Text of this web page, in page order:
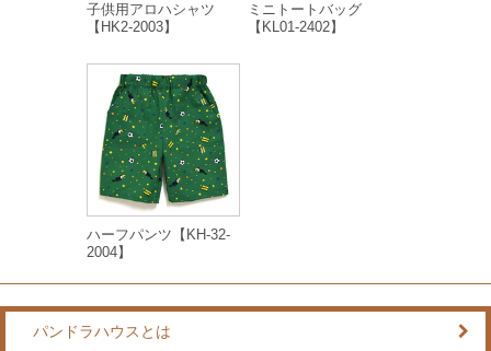
子供用アロハシャツ
【HK2-2003】
ミニトートバッグ
【KL01-2402】
ハーフパンツ【KH-32-
2004】
パンドラハウスとは